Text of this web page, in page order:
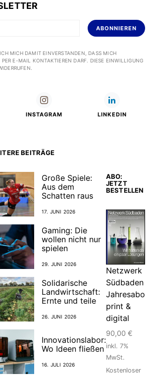
ABONNIEREN
MICH DAMIT EINVERSTANDEN, DASS MICH
PER E-MAIL KONTAKTIEREN DARF. DIESE EINWILLIGUNG
INSTAGRAM LINKEDIN
BEITRÄGE
Große Spiele:
Aus dem
Schatten raus
17. JUNI 2026
Gaming: Die
wollen nicht nur
spielen
29. JUNI 2026
Solidarische
Landwirtschaft:
Ernte und teile
26. JUNI 2026
Innovationslabor:
Wo Ideen fließen
16. JULI 2026
ABO:
JETZT
BESTELLEN
Netzwerk
Südbaden
Jahresabo
print &
digital
90,00 €
inkl. 7%
MwSt.
Kostenloser